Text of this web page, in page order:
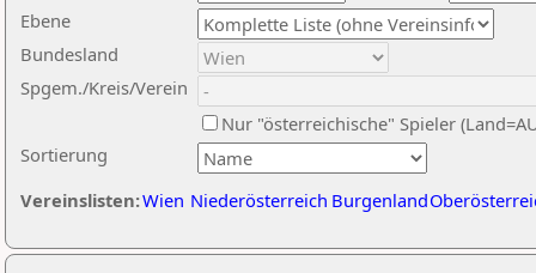
Ebene
Sortierung
Bundesland
Spgem./Kreis/Verein
Nur "österreichische" Spieler
Vereinslisten:Wien Niederösterreich Burgenland